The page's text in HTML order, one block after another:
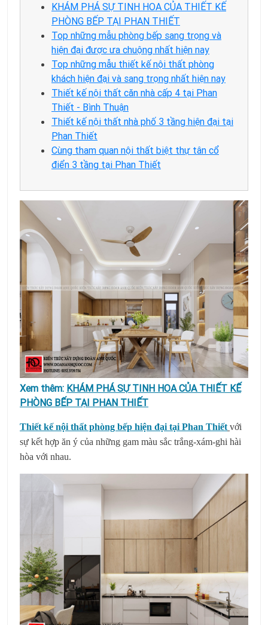
KHÁM PHÁ SỰ TINH HOA CỦA THIẾT KẾ
PHÒNG BẾP TẠI PHAN THIẾT
Top những mẫu phòng bếp sang trọng và
hiện đại được ưa chuộng nhất hiện nay
Top những mẫu thiết kế nội thất phòng
khách hiện đại và sang trọng nhất hiện nay
Thiết kế nội thất căn nhà cấp 4 tại Phan
Thiết - Bình Thuận
Thiết kế nội thất nhà phố 3 tầng hiện đại tại
Phan Thiết
Cùng tham quan nội thất biệt thự tân cổ
điển 3 tầng tại Phan Thiết
Xem thêm: KHÁM PHÁ SỰ TINH HOA CỦA THIẾT KẾ
PHÒNG BẾP TẠI PHAN THIẾT
Thiết kế nội thất phòng bếp hiện đại tại Phan Thiết với
sự kết hợp ăn ý của những gam màu sắc trắng-xám-ghi hài
hòa với nhau.